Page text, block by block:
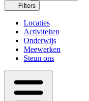
Filters
Locaties
Activiteiten
Onderwijs
Meewerken
Steun ons